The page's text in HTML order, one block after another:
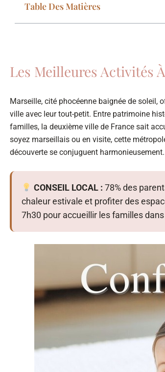
Table Des Matières
Les Meilleures Activités
Marseille, cité phocéenne baignée de soleil,
ville avec leur tout-petit. Entre patrimoine
familles, la deuxième ville de France sait
soyez marseillais ou en visite, cette
découverte se conjuguent harmonieusement.
CONSEIL LOCAL : 78% des
chaleur estivale et profiter des
7h30 pour accueillir les familles